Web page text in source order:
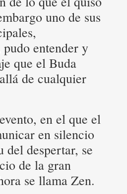
uno de sus
entender y
que el Buda
de cualquier
en el que el
en silencio
del despertar, se
de la gran
se llama Zen.